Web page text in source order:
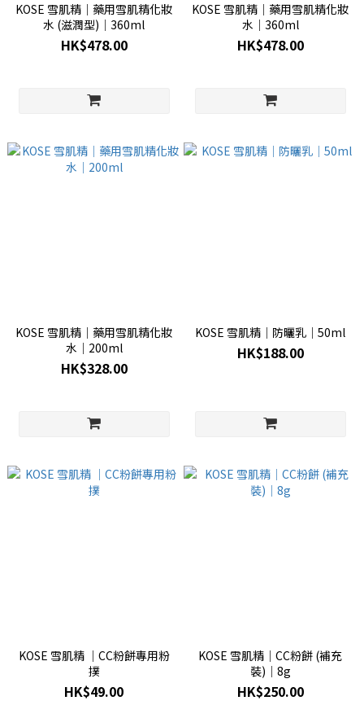
KOSE 雪肌精│藥用雪肌精化妝
水 (滋潤型)│360ml
HK$478.00
KOSE 雪肌精│藥用雪肌精化妝
水│360ml
HK$478.00
KOSE 雪肌精│藥用雪肌精化妝
水│200ml
HK$328.00
KOSE 雪肌精│防曬乳│50ml
HK$188.00
KOSE 雪肌精 │CC粉餅專用粉
撲
HK$49.00
KOSE 雪肌精│CC粉餅 (補充
裝)│8g
HK$250.00